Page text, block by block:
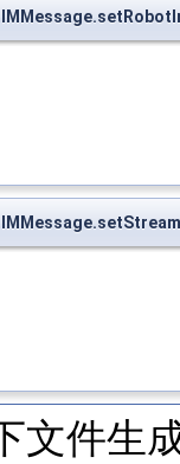
文件生